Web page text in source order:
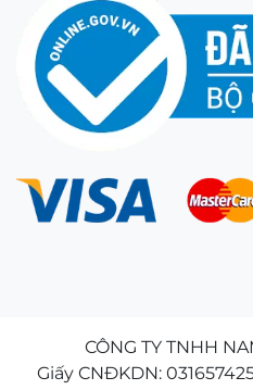
CÔNG TY TNHH
Giấy CNĐKDN: